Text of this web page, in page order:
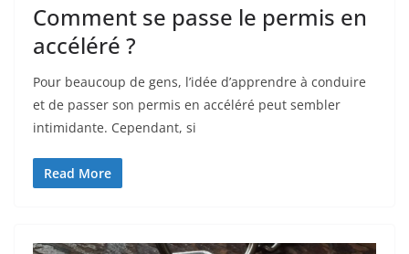
Comment se passe le permis en
accéléré ?
Pour beaucoup de gens, l’idée d’apprendre à conduire
et de passer son permis en accéléré peut sembler
intimidante. Cependant, si
Read More